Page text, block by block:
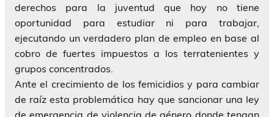
derechos para la juventud que hoy no tiene
oportunidad para estudiar ni para trabajar,
ejecutando un verdadero plan de empleo en base al
cobro de fuertes impuestos a los terratenientes y
grupos concentrados.
Ante el crecimiento de los femicidios y para cambiar
de raíz esta problemática hay que sancionar una ley
de emergencia de violencia de género donde tengan